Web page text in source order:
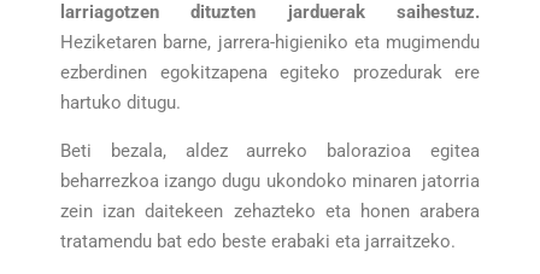
larriagotzen dituzten jarduerak saihestuz.
Heziketaren barne, jarrera-higieniko eta mugimendu
ezberdinen egokitzapena egiteko prozedurak ere
hartuko ditugu.
Beti bezala, aldez aurreko balorazioa egitea
beharrezkoa izango dugu ukondoko minaren jatorria
zein izan daitekeen zehazteko eta honen arabera
tratamendu bat edo beste erabaki eta jarraitzeko.